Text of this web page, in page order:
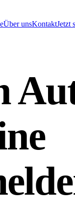
Über unsKontaktJetzt